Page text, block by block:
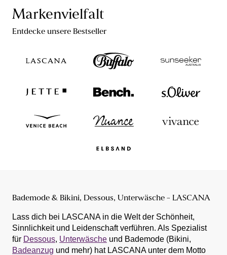
Markenvielfalt
Entdecke unsere Bestseller
Bademode & Bikini, Dessous, Unterwäsche - LASCANA
Lass dich bei LASCANA in die Welt der Schönheit,
Sinnlichkeit und Leidenschaft verführen. Als Spezialist
für Dessous, Unterwäsche und Bademode (Bikini,
Badeanzug und mehr) hat LASCANA unter dem Motto